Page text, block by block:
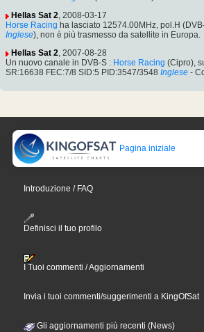
Hellas Sat 2, 2008-03-17
Horse Racing ha lasciato 12574.00MHz, pol.H
Inglese), non è più trasmesso da satellite in Europa.
Hellas Sat 2, 2007-08-28
Un nuovo canale in DVB-S : Horse Racing (Cipro),
SR:16638 FEC:7/8 SID:5 PID:3547/3548 Inglese -
Pagina iniziale
Introduzione / FAQ
Definisci il tuo profilo
I Tuoi commenti / Aggiornamenti
Invia i tuoi commenti/suggerimenti a KingOfSat
Gli aggiornamenti più recenti (News)